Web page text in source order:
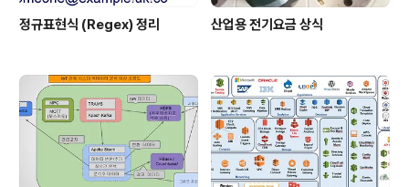
정규표현식 (Regex) 정리 산업용 전기요금 상식